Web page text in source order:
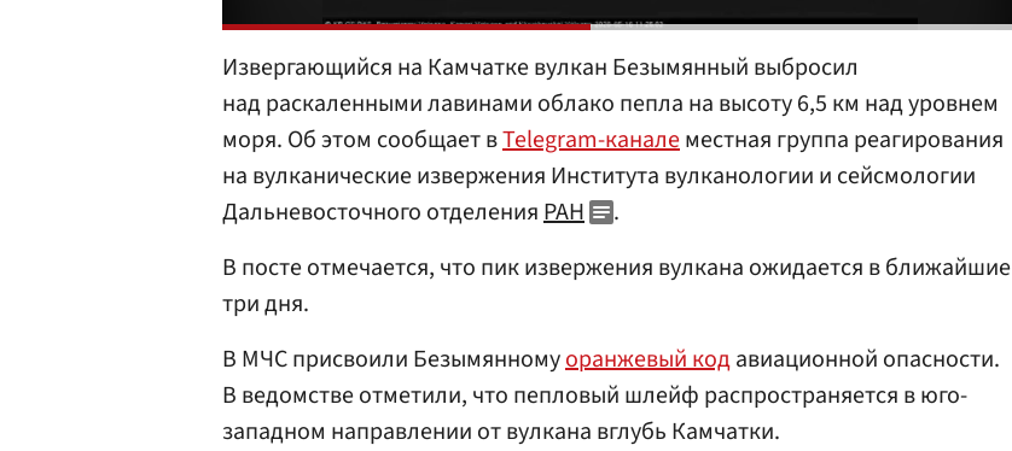
Извергающийся на Камчатке вулкан Безымянный выбросил
над раскаленными лавинами облако пепла на высоту 6,5 км над уровнем
моря. Об этом сообщает вTelegram-каналеместная группа реагирования
на вулканические извержения Института вулканологии и сейсмологии
Дальневосточного отделенияРАН
.
В посте отмечается, что пик извержения вулкана ожидается в ближайшие
три дня.
В МЧС присвоили Безымянномуоранжевый кодавиационной опасности.
В ведомстве отметили, что пепловый шлейф распространяется в юго-
западном направлении от вулкана вглубь Камчатки.